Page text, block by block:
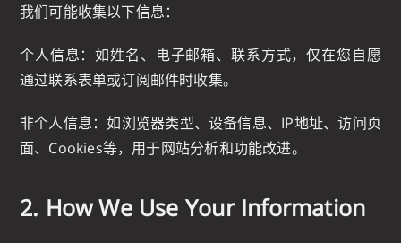
我们可能收集以下信息：
个人信息：如姓名、电子邮箱、联系方式，仅在您自愿
通过联系表单或订阅邮件时收集。
非个人信息：如浏览器类型、设备信息、IP地址、访问页
面、Cookies等，用于网站分析和功能改进。
2. How We Use Your Information